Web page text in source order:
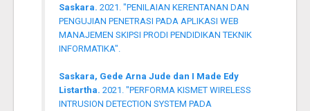
Saskara. 2021. "PENILAIAN KERENTANAN DAN
PENGUJIAN PENETRASI PADA APLIKASI WEB
MANAJEMEN SKIPSI PRODI PENDIDIKAN TEKNIK
INFORMATIKA".
Saskara, Gede Arna Jude dan I Made Edy
Listartha. 2021. "PERFORMA KISMET WIRELESS
INTRUSION DETECTION SYSTEM PADA